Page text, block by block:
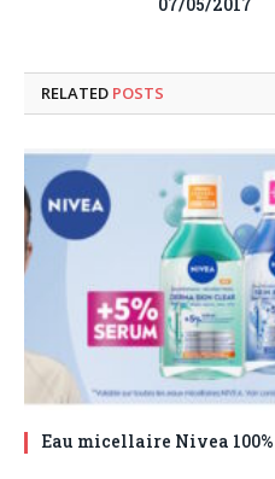
RELATED POSTS
Eau micellaire Nivea